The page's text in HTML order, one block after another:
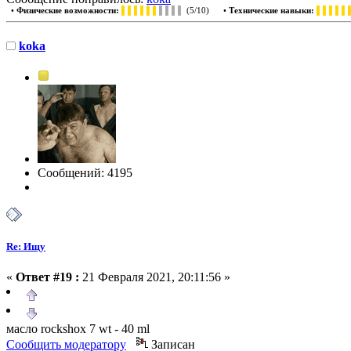
• Физические возможности: (5/10) • Технические навыки:
koka
Сообщений: 4195
Re: Ищу
« Ответ #19 : 21 Февраля 2021, 20:11:56 »
масло rockshox 7 wt - 40 ml
Сообщить модератору
Записан